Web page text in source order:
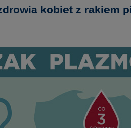
kobiet z rakiem